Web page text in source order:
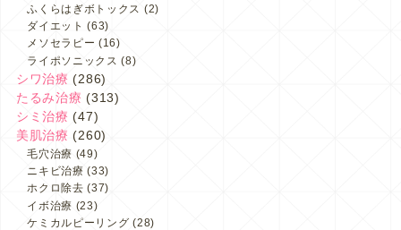
ふくらはぎボトックス (2)
ダイエット (63)
メソセラピー (16)
ライポソニックス (8)
シワ治療 (286)
たるみ治療 (313)
シミ治療 (47)
美肌治療 (260)
毛穴治療 (49)
ニキビ治療 (33)
ホクロ除去 (37)
イボ治療 (23)
ケミカルピーリング (28)